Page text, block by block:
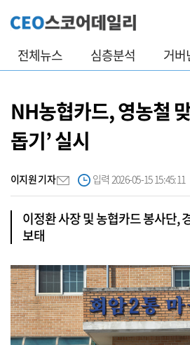
전체뉴스 심층분석 거버
NH농협카드, 영농철
돕기’ 실시
이지원 기자 입력 2026-05-15 15:45:11
이정환 사장 및 농협카드 봉사단,
보태